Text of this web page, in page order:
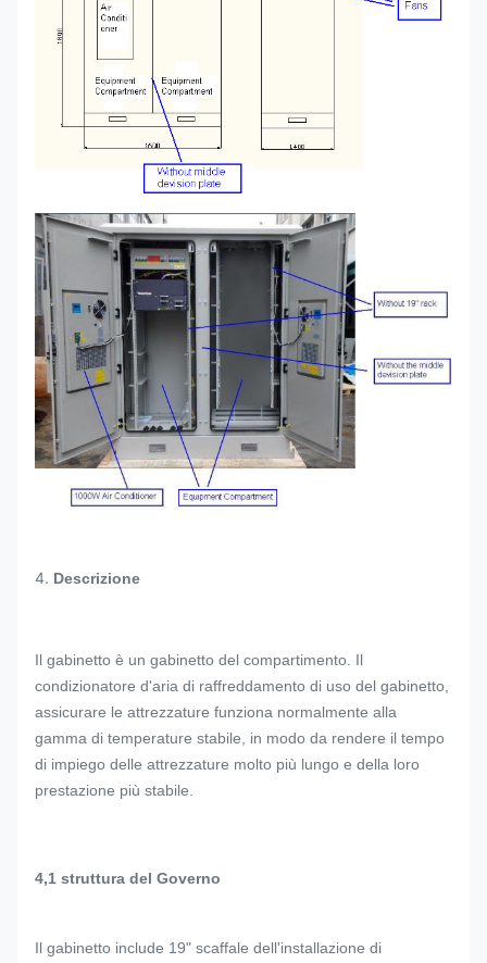
4. Descrizione
Il gabinetto è un gabinetto del compartimento. Il
condizionatore d'aria di raffreddamento di uso del gabinetto,
assicurare le attrezzature funziona normalmente alla
gamma di temperature stabile, in modo da rendere il tempo
di impiego delle attrezzature molto più lungo e della loro
prestazione più stabile.
4,1 struttura del Governo
Il gabinetto include 19" scaffale dell'installazione di